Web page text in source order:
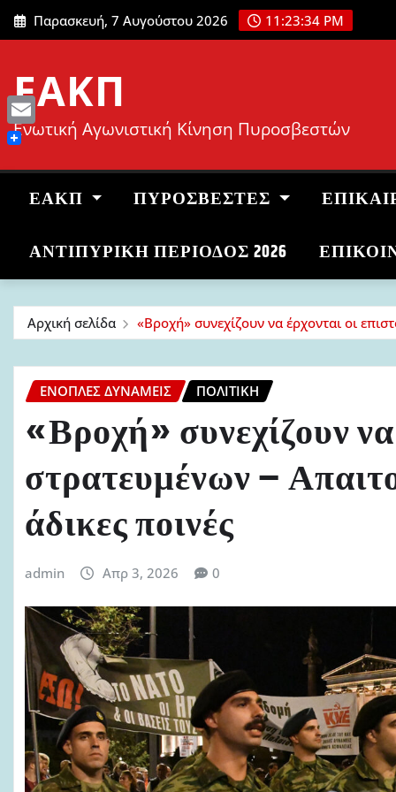
Μετάβαση
στο
Παρασκευή, 7 Αυγούστου 2026 11:23:35 PM
ΕΑΚΠ
Ενωτική Αγωνιστική Κίνηση Πυροσβεστών
ΕΑΚΠ ΠΥΡΟΣΒΈΣΤΕΣ
ΑΝΤΙΠΥΡΙΚΉ ΠΕΡΊΟΔΟΣ 2026
Αρχική σελίδα «Βροχή» συνεχίζουν να έρχονται οι
ΈΝΟΠΛΕΣ ΔΥΝΆΜΕΙΣ ΠΟΛΙΤΙΚΉ
«Βροχή» συνεχίζουν να
στρατευμένων –
άδικες ποινές
admin Απρ 3, 2026 0
Email